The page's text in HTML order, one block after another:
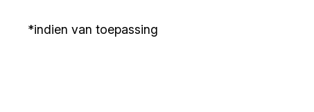
*indien van toepassing